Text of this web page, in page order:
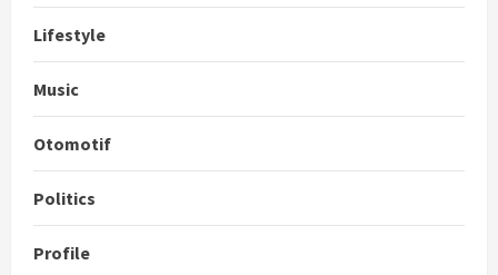
Lifestyle
Music
Otomotif
Politics
Profile